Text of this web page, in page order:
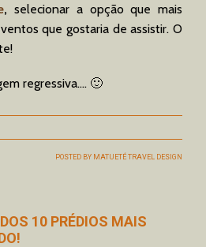
, selecionar a opção que mais
que gostaria de assistir. O
regressiva…. 🙂
POSTED BY MATUETÉ TRAVEL DESIGN
10 PRÉDIOS MAIS